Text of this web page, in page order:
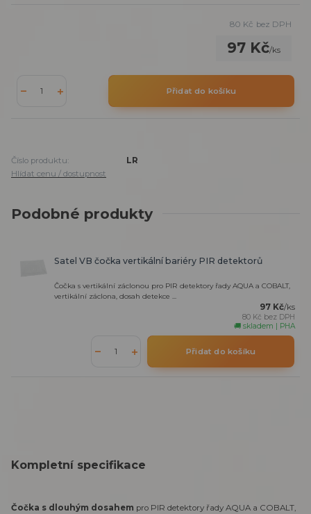
97 Kč/ks
80 Kč bez DPH
Přidat do košíku
Číslo produktu:
LR
Hlídat cenu / dostupnost
Podobné produkty
Satel VB čočka vertikální bariéry PIR detektorů
Čočka s vertikální záclonou pro PIR detektory řady AQUA a COBALT,
vertikální záclona, dosah detekce ...
97 Kč/ks
80 Kč bez DPH
🚚 skladem | PHA
Přidat do košíku
Kompletní specifikace
Čočka s dlouhým dosahem pro PIR detektory řady AQUA a COBALT,